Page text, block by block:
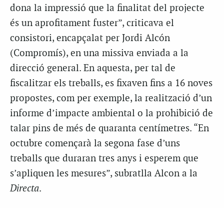
dona la impressió que la finalitat del projecte
és un aprofitament fuster”, criticava el
consistori, encapçalat per Jordi Alcón
(Compromís), en una missiva enviada a la
direcció general. En aquesta, per tal de
fiscalitzar els treballs, es fixaven fins a 16 noves
propostes, com per exemple, la realització d’un
informe d’impacte ambiental o la prohibició de
talar pins de més de quaranta centímetres. “En
octubre començarà la segona fase d’uns
treballs que duraran tres anys i esperem que
s’apliquen les mesures”, subratlla Alcon a la
Directa.